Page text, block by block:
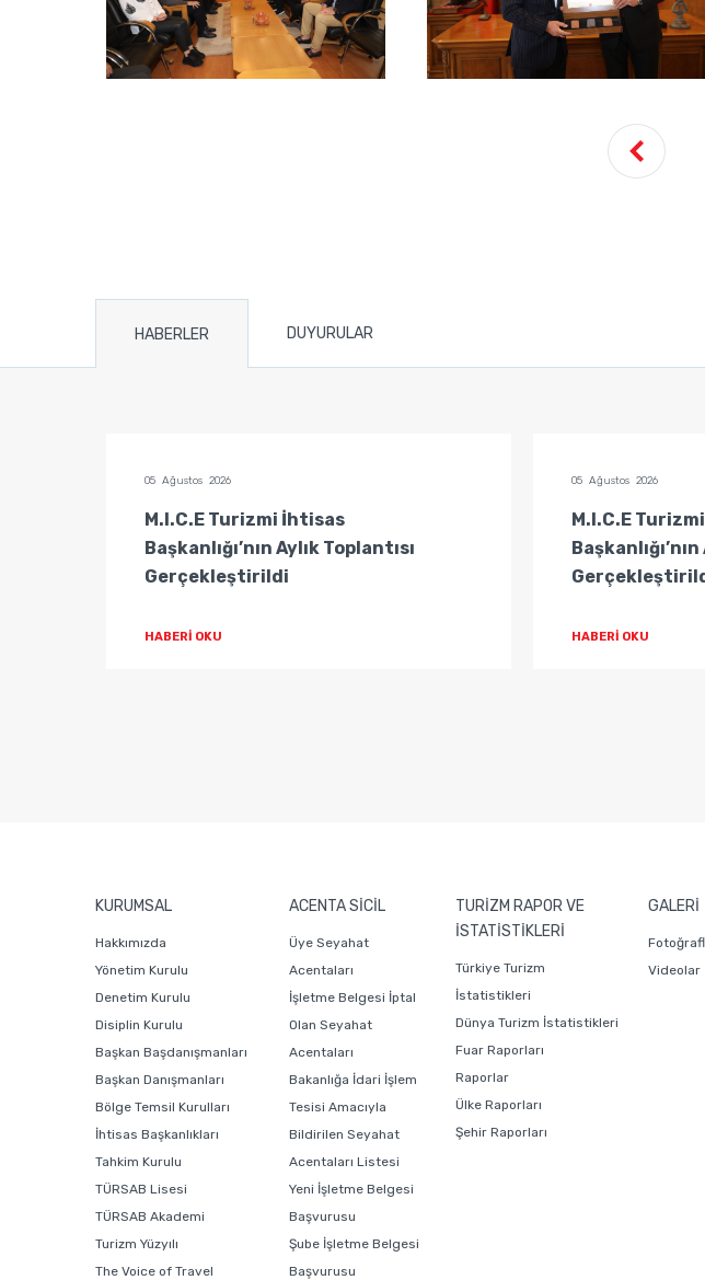
HABERLER DUYURULAR
05 Ağustos 2026
M.I.C.E Turizmi İhtisas
Başkanlığı’nın Aylık Toplantısı
Gerçekleştirildi
HABERİ OKU
05 Ağustos 2026
M.I.C.E
HABERİ OKU
KURUMSAL
Hakkımızda
Yönetim Kurulu
Denetim Kurulu
Disiplin Kurulu
Başkan Başdanışmanları
Başkan Danışmanları
Bölge Temsil Kurulları
İhtisas Başkanlıkları
Tahkim Kurulu
TÜRSAB Lisesi
TÜRSAB Akademi
Turizm Yüzyılı
The Voice of Travel
ACENTA SİCİL
Üye Seyahat
Acentaları
İşletme Belgesi İptal
Olan Seyahat
Acentaları
Bakanlığa İdari İşlem
Tesisi Amacıyla
Bildirilen Seyahat
Acentaları Listesi
Yeni İşletme Belgesi
Başvurusu
Şube İşletme Belgesi
Başvurusu
TURİZM RAPOR VE
İSTATİSTİKLERİ
Türkiye Turizm
İstatistikleri
Dünya Turizm İstatistikleri
Fuar Raporları
Raporlar
Ülke Raporları
Şehir Raporları
GALERİ
Videolar